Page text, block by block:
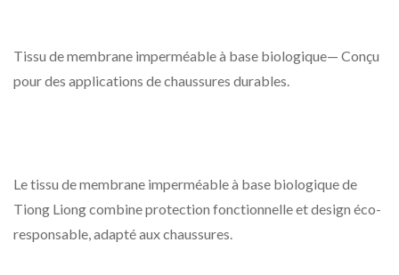
Tissu de membrane imperméable à base biologique— Conçu
pour des applications de chaussures durables.
Le tissu de membrane imperméable à base biologique de
Tiong Liong combine protection fonctionnelle et design éco-
responsable, adapté aux chaussures.